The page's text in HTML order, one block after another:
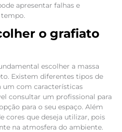
apresentar falhas e
o grafiato
escolher a massa
Existem diferentes tipos de
um com características
consultar um profissional para
para o seu espaço. Além
cores que deseja utilizar, pois
na atmosfera do ambiente.